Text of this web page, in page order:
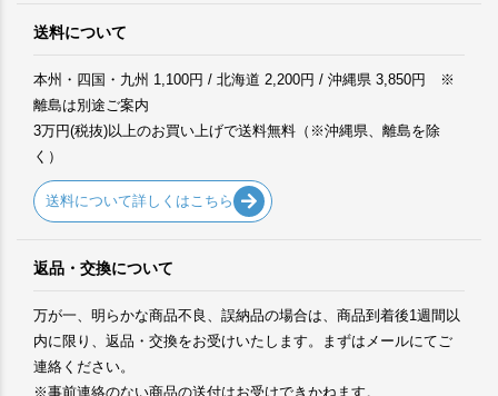
送料について
本州・四国・九州 1,100円 / 北海道 2,200円 / 沖縄県 3,850円 ※
離島は別途ご案内
3万円(税抜)以上のお買い上げで送料無料（※沖縄県、離島を除
く）
送料について詳しくはこちら
返品・交換について
万が一、明らかな商品不良、誤納品の場合は、商品到着後1週間以
内に限り、返品・交換をお受けいたします。まずはメールにてご
連絡ください。
※事前連絡のない商品の送付はお受けできかねます。